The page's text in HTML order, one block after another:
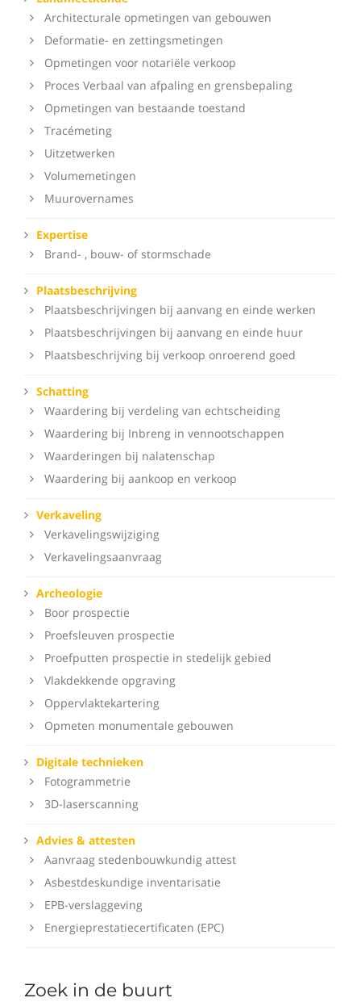
Architecturale opmetingen van gebouwen
Deformatie- en zettingsmetingen
Opmetingen voor notariële verkoop
Proces Verbaal van afpaling en grensbepaling
Opmetingen van bestaande toestand
Tracémeting
Uitzetwerken
Volumemetingen
Muurovernames
Expertise
Brand- , bouw- of stormschade
Plaatsbeschrijving
Plaatsbeschrijvingen bij aanvang en einde werken
Plaatsbeschrijvingen bij aanvang en einde huur
Plaatsbeschrijving bij verkoop onroerend goed
Schatting
Waardering bij verdeling van echtscheiding
Waardering bij Inbreng in vennootschappen
Waarderingen bij nalatenschap
Waardering bij aankoop en verkoop
Verkaveling
Verkavelingswijziging
Verkavelingsaanvraag
Archeologie
Boor prospectie
Proefsleuven prospectie
Proefputten prospectie in stedelijk gebied
Vlakdekkende opgraving
Oppervlaktekartering
Opmeten monumentale gebouwen
Digitale technieken
Fotogrammetrie
3D-laserscanning
Advies & attesten
Aanvraag stedenbouwkundig attest
Asbestdeskundige inventarisatie
EPB-verslaggeving
Energieprestatiecertificaten (EPC)
Zoek in de buurt